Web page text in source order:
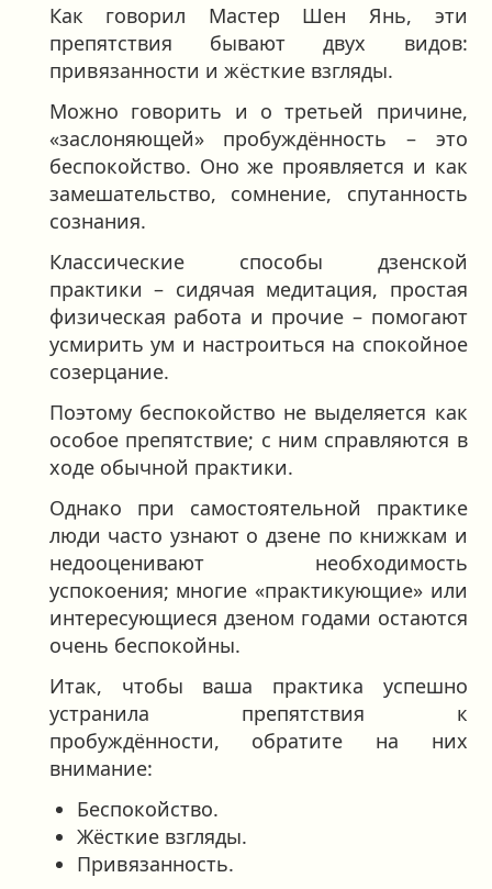
Как говорил Мастер Шен Янь, эти
препятствия бывают двух видов:
привязанности и жёсткие взгляды.
Можно говорить и о третьей причине,
«заслоняющей» пробуждённость – это
беспокойство. Оно же проявляется и как
замешательство, сомнение, спутанность
сознания.
Классические способы дзенской
практики – сидячая медитация, простая
физическая работа и прочие – помогают
усмирить ум и настроиться на спокойное
созерцание.
Поэтому беспокойство не выделяется как
особое препятствие; с ним справляются в
ходе обычной практики.
Однако при самостоятельной практике
люди часто узнают о дзене по книжкам и
недооценивают необходимость
успокоения; многие «практикующие» или
интересующиеся дзеном годами остаются
очень беспокойны.
Итак, чтобы ваша практика успешно
устранила препятствия к
пробуждённости, обратите на них
внимание:
Беспокойство.
Жёсткие взгляды.
Привязанность.